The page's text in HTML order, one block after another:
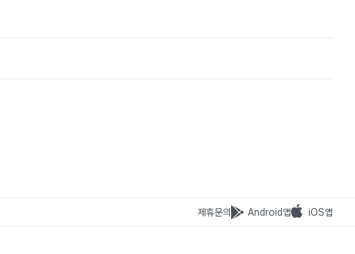
제휴문의 Android앱 iOS앱